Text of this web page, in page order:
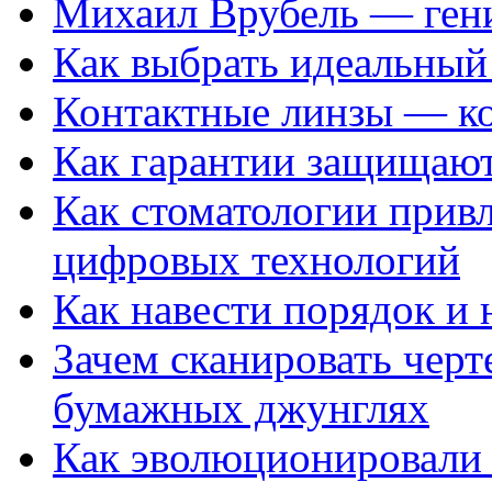
Михаил Врубель —
Как выбрать
Контактные линзы —
Как гарантии
Как стоматологии
цифровых технологий
Как навести порядок и
Зачем сканировать
бумажных джунглях
Как